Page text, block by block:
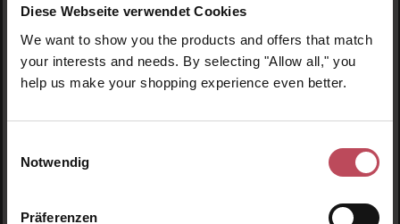
Diese Webseite verwendet Cookies
We want to show you the products and offers that match
your interests and needs. By selecting "Allow all," you
help us make your shopping experience even better.
Notwendig
Präferenzen
Manta Mint
Haarbürste
Regulärer Preis:
37,35 CHF
Produkt Anzahl: Gib den gewünschten Wert